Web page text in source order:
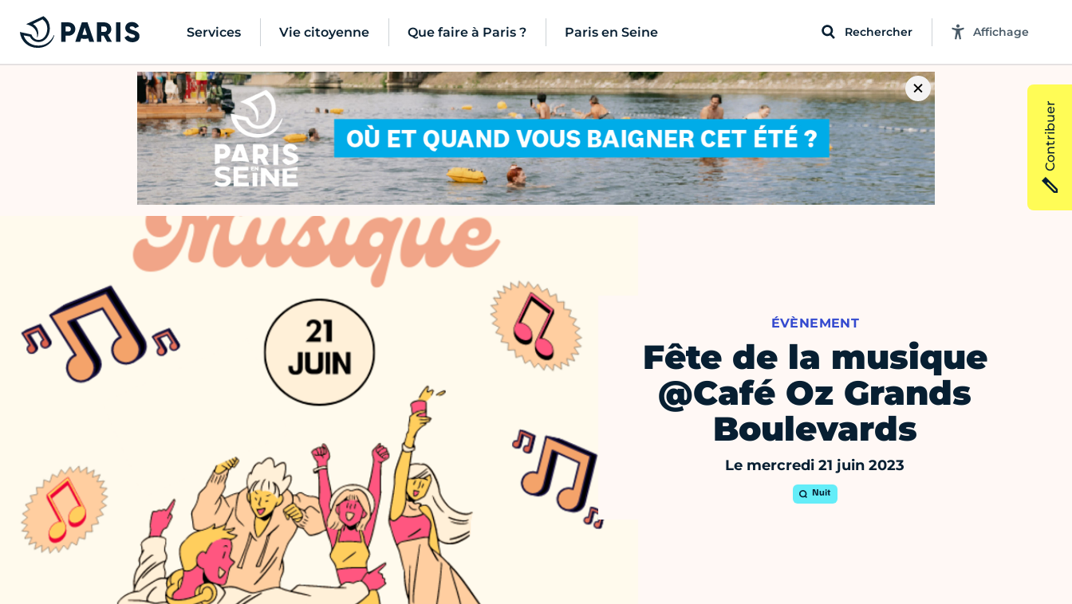
Services Vie citoyenne Que faire à Paris ? Paris en Seine Rechercher Affichage
ÉVÈNEMENT
Fête de la musique
@Café Oz Grands
Boulevards
Le mercredi 21 juin 2023
Nuit
Contribuer